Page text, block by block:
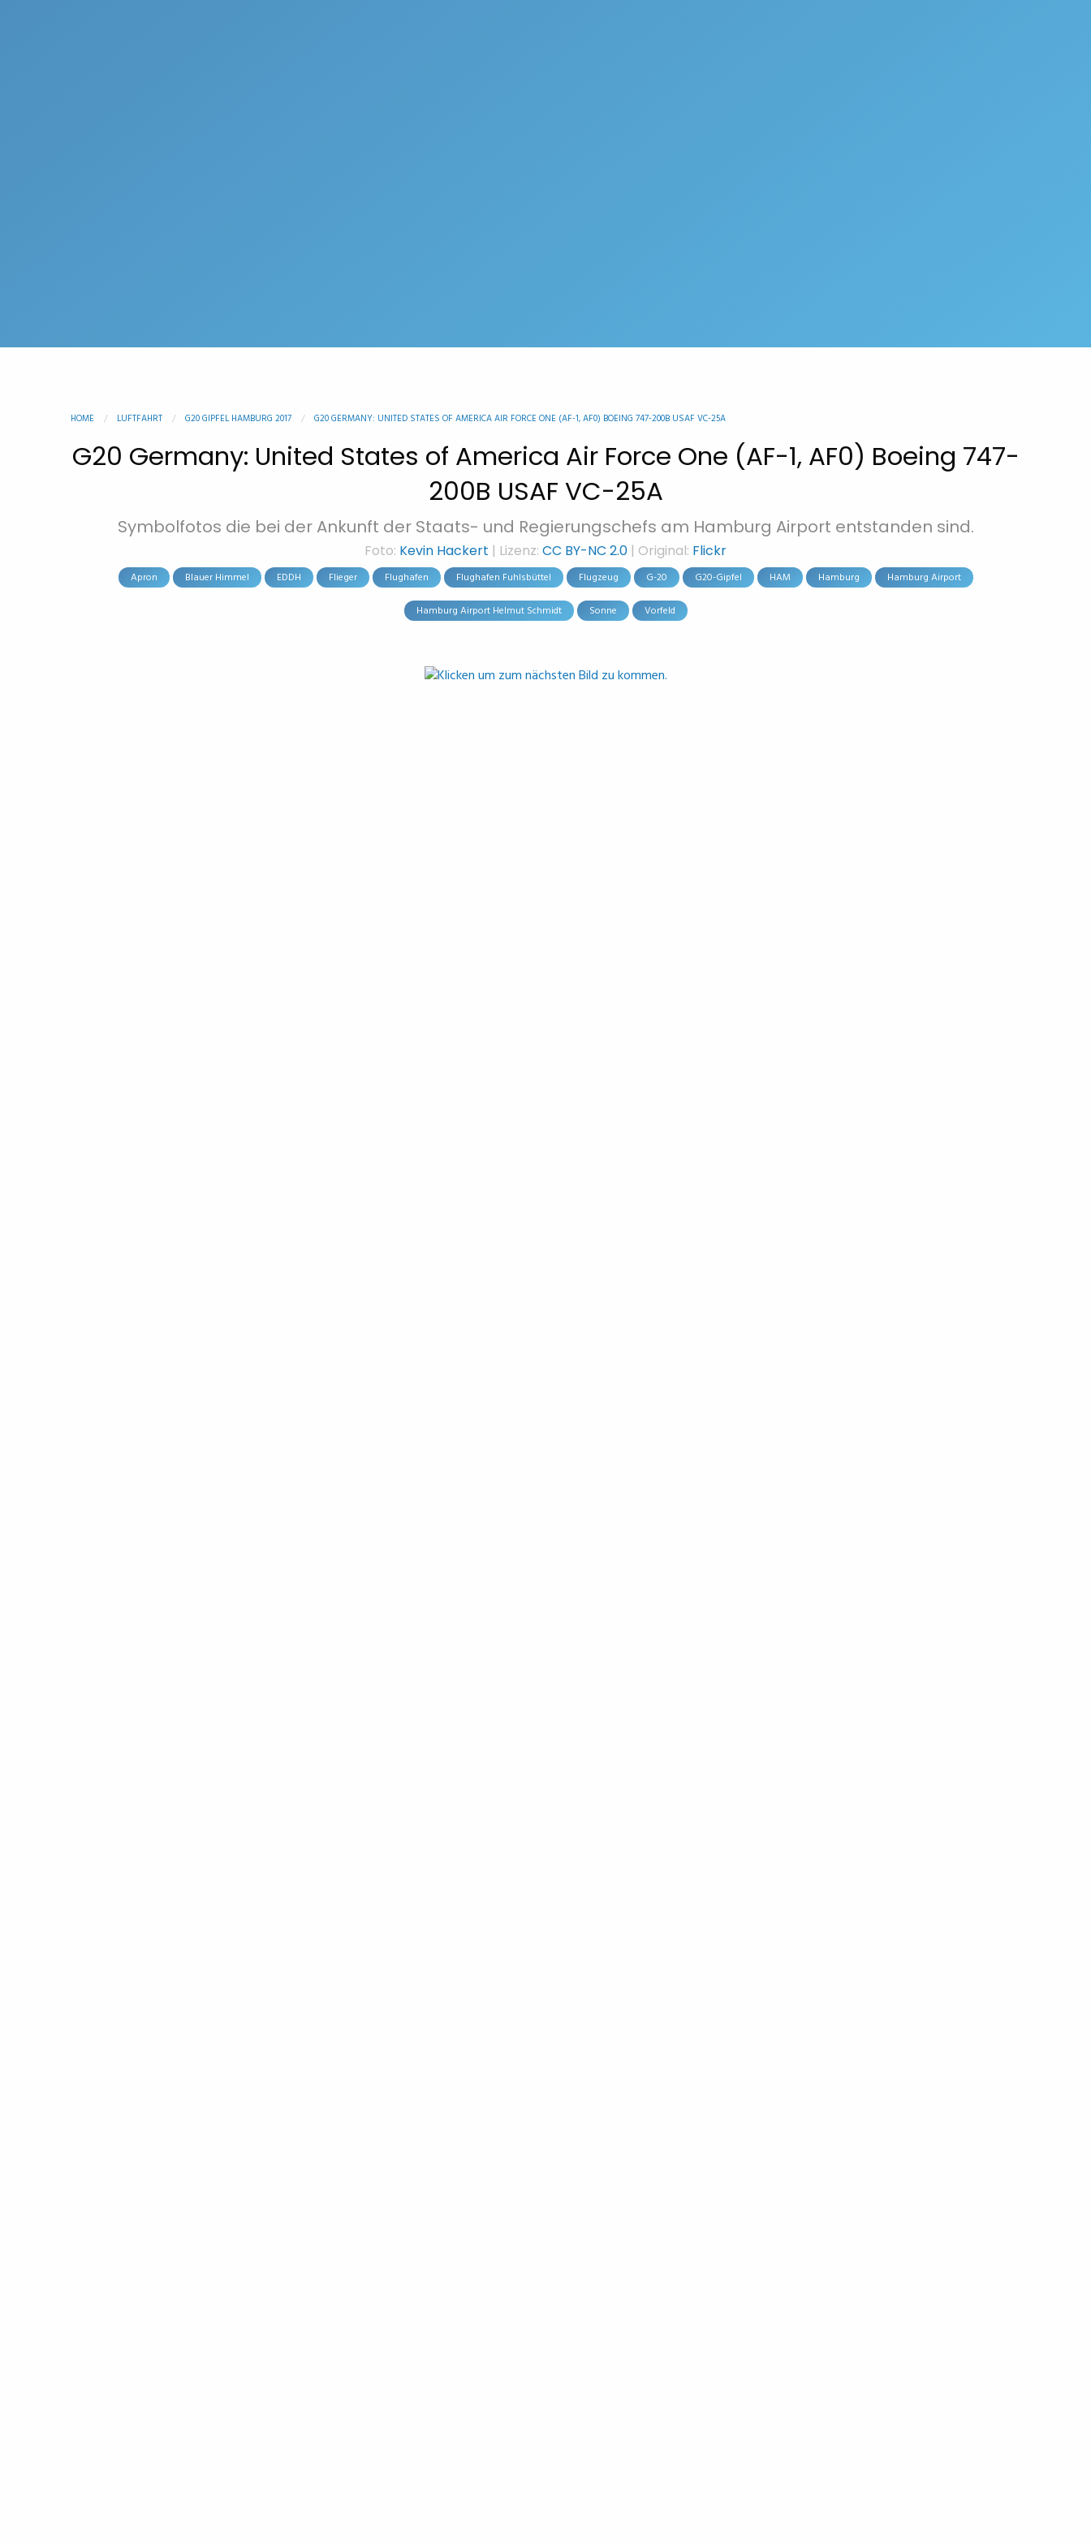
HOME LUFTFAHRT G20 GIPFEL HAMBURG 2017 G20 GERMANY: UNITED STATES OF AMERICA AIR FORCE ONE (AF-1, AF0) BOEING 747-200B USAF VC-25A
G20 Germany: United States of America Air Force One (AF-1, AF0) Boeing 747-
200B USAF VC-25A
Symbolfotos die bei der Ankunft der Staats- und Regierungschefs am Hamburg Airport entstanden sind.
Foto: Kevin Hackert | Lizenz: CC BY-NC 2.0 | Original: Flickr
Apron Blauer Himmel EDDH Flieger Flughafen Flughafen Fuhlsbüttel Flugzeug G-20 G20-Gipfel HAM Hamburg Hamburg Airport
Hamburg Airport Helmut Schmidt Sonne Vorfeld